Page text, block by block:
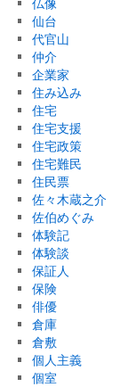
仙台
代官山
仲介
企業家
住み込み
住宅
住宅支援
住宅政策
住宅難民
住民票
佐々木蔵之介
佐伯めぐみ
体験記
体験談
保証人
保険
俳優
倉庫
倉敷
個人主義
個室